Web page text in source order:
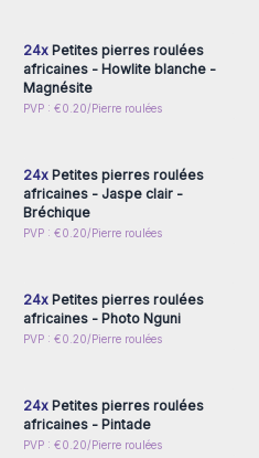
24xPetites pierres roulées
africaines - Howlite blanche -
Magnésite
PVP : €0.20/Pierre roulées
Connectez-vous ou
24xPetites pierres roulées
africaines - Jaspe clair -
Bréchique
PVP : €0.20/Pierre roulées
Connectez-vous ou
24xPetites pierres roulées
africaines - Photo Nguni
PVP : €0.20/Pierre roulées
Connectez-vous ou
24xPetites pierres roulées
africaines - Pintade
PVP : €0.20/Pierre roulées
Connectez-vous ou